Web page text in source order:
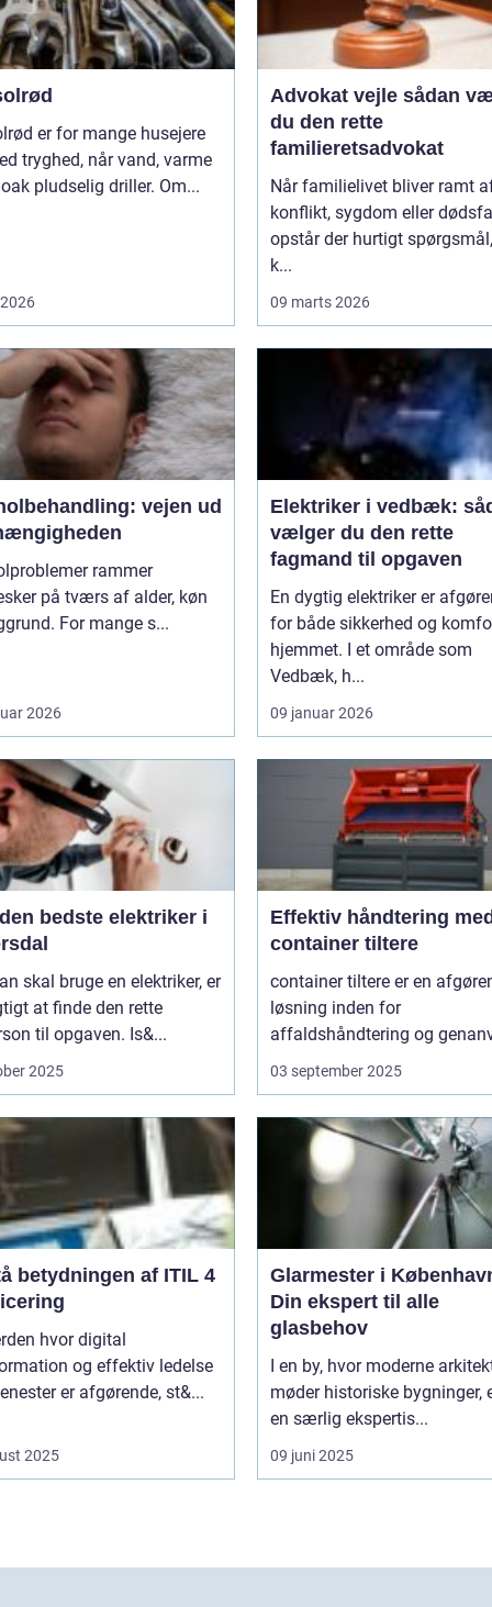
er for mange husejere
tryghed, når vand, varme
pludselig driller. Om...
Advokat vejle sådan vælger
du den rette
familieretsadvokat
Når familielivet bliver ramt
konflikt, sygdom eller
opstår der hurtigt
k...
09 marts 2026
vejen ud
rammer
på tværs af alder, køn
For mange s...
2026
Elektriker i vedbæk:
vælger du den rette
fagmand til opgaven
En dygtig elektriker er
for både sikkerhed og
hjemmet. I et område som
Vedbæk, h...
09 januar 2026
bedste elektriker i
skal bruge en elektriker, er
at finde den rette
til opgaven. Is&...
2025
Effektiv håndtering
container tiltere
container tiltere er en
løsning inden for
affaldshåndtering og
03 september 2025
betydningen af ITIL 4
hvor digital
og effektiv ledelse
er afgørende, st&...
2025
Glarmester i
Din ekspert til alle
glasbehov
I en by, hvor moderne
møder historiske bygninger,
en særlig ekspertis...
09 juni 2025